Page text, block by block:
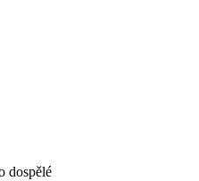
dospělé